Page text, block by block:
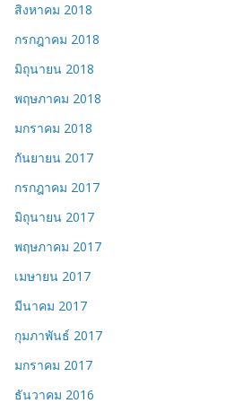
สิงหาคม 2018
กรกฎาคม 2018
มิถุนายน 2018
พฤษภาคม 2018
มกราคม 2018
กันยายน 2017
กรกฎาคม 2017
มิถุนายน 2017
พฤษภาคม 2017
เมษายน 2017
มีนาคม 2017
กุมภาพันธ์ 2017
มกราคม 2017
ธันวาคม 2016